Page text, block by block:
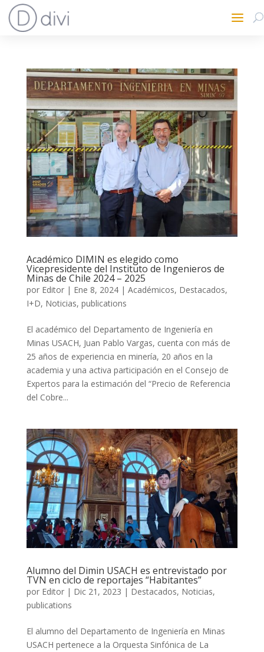
Académico DIMIN es elegido como
Vicepresidente del Instituto de Ingenieros de
Minas de Chile 2024 – 2025
por Editor| Ene 8, 2024| Académicos, Destacados,
I+D, Noticias, publications
El académico del Departamento de Ingeniería en
Minas USACH, Juan Pablo Vargas, cuenta con más de
25 años de experiencia en minería, 20 años en la
academia y una activa participación en el Consejo de
Expertos para la estimación del “Precio de Referencia
del Cobre...
Alumno del Dimin USACH es entrevistado por
TVN en ciclo de reportajes “Habitantes”
por Editor| Dic 21, 2023 | Destacados, Noticias,
publications
El alumno del Departamento de Ingeniería en Minas
USACH pertenece a la Orquesta Sinfónica de La